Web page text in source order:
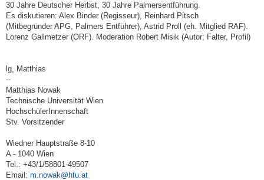
30 Jahre Deutscher Herbst, 30 Jahre Palmersentführung.
Es diskutieren: Alex Binder (Regisseur), Reinhard Pitsch
(Mitbegründer APG, Palmers Entführer), Astrid Proll (eh. Mitglied RAF).
Lorenz Gallmetzer (ORF). Moderation Robert Misik (Autor; Falter, Profil)
lg, Matthias
--
Matthias Nowak
Technische Universität Wien
HochschülerInnenschaft
Stv. Vorsitzender
Wiedner Hauptstraße 8-10
A - 1040 Wien
Tel.: +43/1/58801-49507
Email: m.nowak@htu.at